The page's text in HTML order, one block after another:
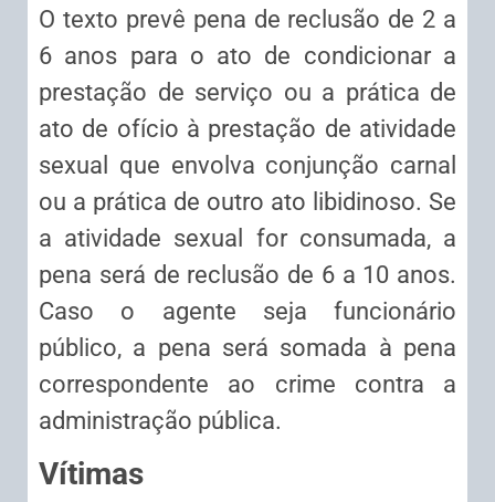
O texto prevê pena de reclusão de 2 a
6 anos para o ato de condicionar a
prestação de serviço ou a prática de
ato de ofício à prestação de atividade
sexual que envolva conjunção carnal
ou a prática de outro ato libidinoso. Se
a atividade sexual for consumada, a
pena será de reclusão de 6 a 10 anos.
Caso o agente seja funcionário
público, a pena será somada à pena
correspondente ao crime contra a
administração pública.
Vítimas